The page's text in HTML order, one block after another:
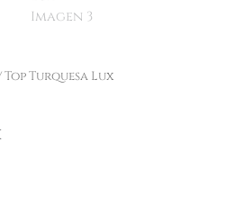
Top Turquesa Lux